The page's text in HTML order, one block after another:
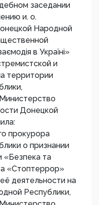
заседании
и. о.
Народной
в Україні»
и
территории
Донецкой
прокурора
о признании
«Безпека та
«Стоптеррор»
деятельности на
Республики,